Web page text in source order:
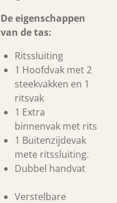
De eigenschappen
van de tas:
Ritssluiting
1 Hoofdvak met 2
steekvakken en 1
ritsvak
1 Extra
binnenvak met rits
1 Buitenzijdevak
mete ritssluiting.
Dubbel handvat
Verstelbare